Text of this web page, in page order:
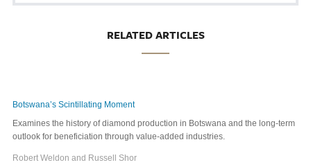
RELATED ARTICLES
Botswana’s Scintillating Moment
Examines the history of diamond production in Botswana and the long-term
outlook for beneficiation through value-added industries.
Robert Weldon and Russell Shor